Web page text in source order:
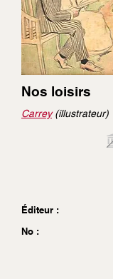
Nos loisirs
Carrey(illustrateur)
Éditeur :
No :